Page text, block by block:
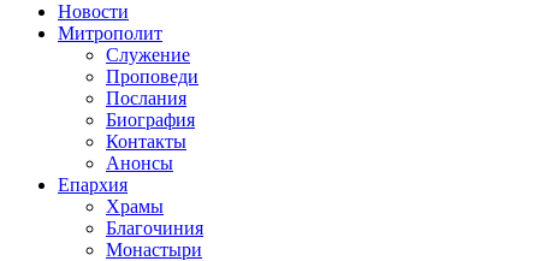
Новости
Митрополит
Служение
Проповеди
Послания
Биография
Контакты
Анонсы
Епархия
Храмы
Благочиния
Монастыри